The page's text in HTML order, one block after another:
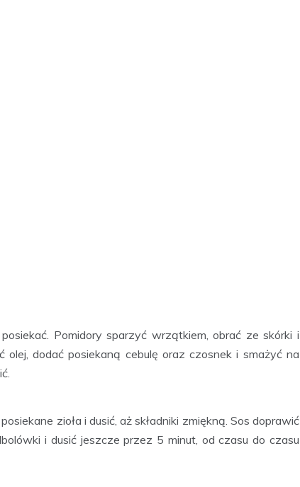
Pomidory sparzyć wrzątkiem, obrać ze skórki i
olej, dodać posiekaną cebulę oraz czosnek i smażyć na
zioła i dusić, aż składniki zmiękną. Sos doprawić
i dusić jeszcze przez 5 minut, od czasu do czasu